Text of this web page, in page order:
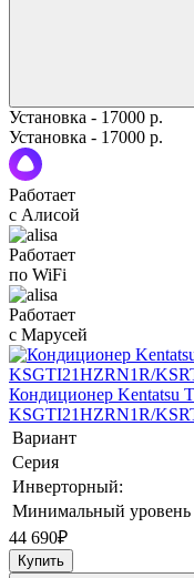
Установка - 17000 р.
Установка - 17000 р.
Работает
с Алисой
Работает
по WiFi
Работает
с Марусей
Кондиционер Kentatsu
KSGTI21HZRN1R/
Вариант
Серия
Инверторный:
Минимальный
44 690₽
Купить